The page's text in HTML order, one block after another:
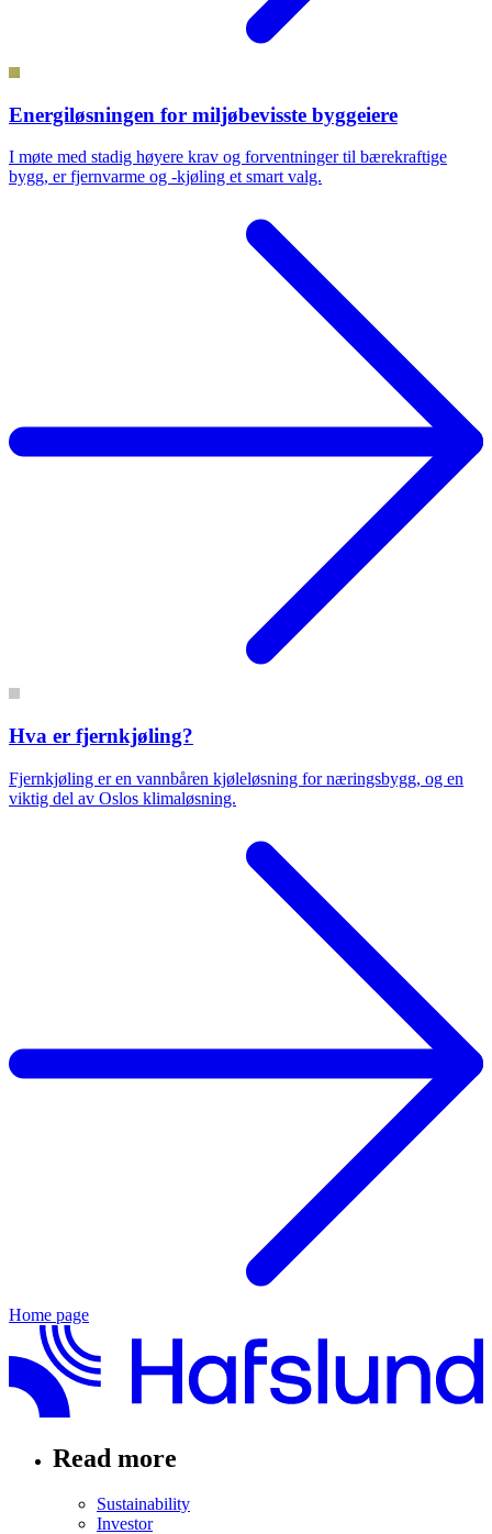
Energiløsningen for miljøbevisste byggeiere
I møte med stadig høyere krav og forventninger til bærekraftige
bygg, er fjernvarme og -kjøling et smart valg.
Hva er fjernkjøling?
Fjernkjøling er en vannbåren kjøleløsning for næringsbygg, og en
viktig del av Oslos klimaløsning.
Home page
Read more
Sustainability
Investor